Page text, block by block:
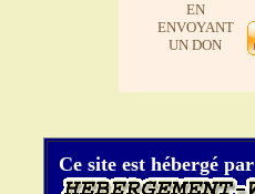
EN
ENVOYANT
UN DON
Ce site est hébergé